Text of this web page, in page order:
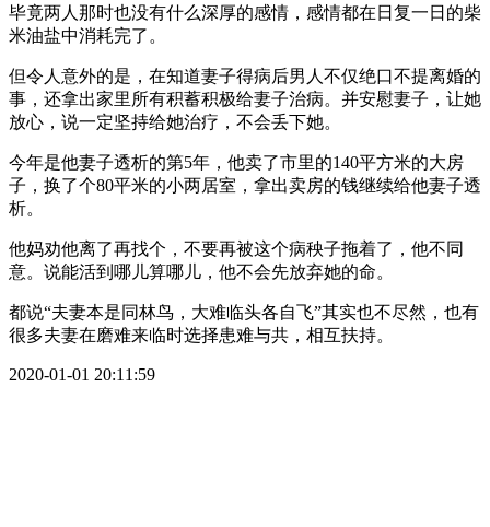
毕竟两人那时也没有什么深厚的感情，感情都在日复一日的柴
米油盐中消耗完了。
但令人意外的是，在知道妻子得病后男人不仅绝口不提离婚的
事，还拿出家里所有积蓄积极给妻子治病。并安慰妻子，让她
放心，说一定坚持给她治疗，不会丢下她。
今年是他妻子透析的第5年，他卖了市里的140平方米的大房
子，换了个80平米的小两居室，拿出卖房的钱继续给他妻子透
析。
他妈劝他离了再找个，不要再被这个病秧子拖着了，他不同
意。说能活到哪儿算哪儿，他不会先放弃她的命。
都说“夫妻本是同林鸟，大难临头各自飞”其实也不尽然，也有
很多夫妻在磨难来临时选择患难与共，相互扶持。
2020-01-01 20:11:59